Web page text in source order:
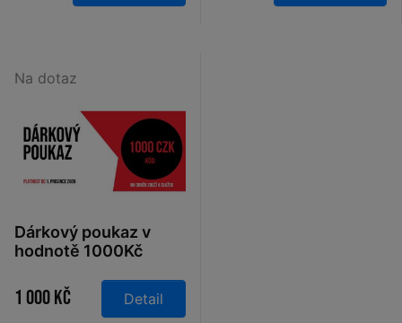
Na dotaz
Dárkový poukaz v
hodnotě 1000Kč
1 000 Kč Detail